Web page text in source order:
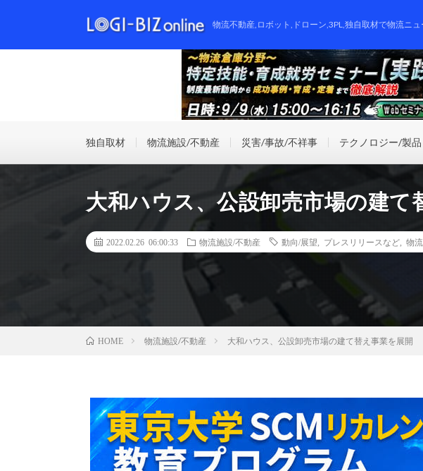
物流不動産,ロボット,ドローン,3PL,独自取材で物流ニ
独自取材 物流施設/不動産 災害/事故/不祥事 テクノロジー/製品
大和ハウス、公設卸売市場の建て
2022.02.26 06:00:33 物流施設/不動産 動向/展望 プレスリリースなど 物
HOME 物流施設/不動産 大和ハウス、公設卸売市場の建て替え事業を展開